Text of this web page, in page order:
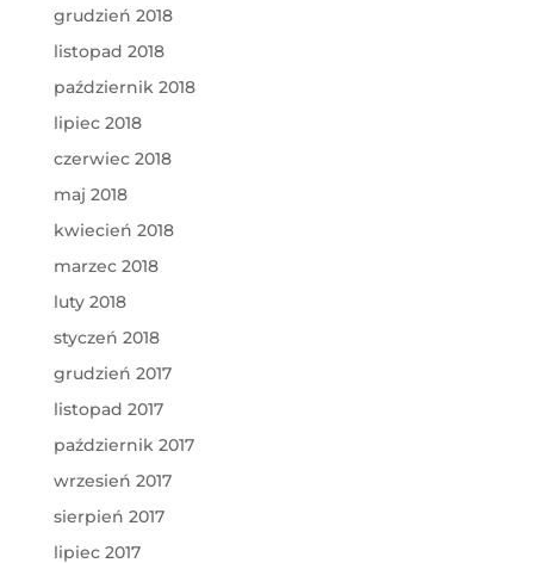
grudzień 2018
listopad 2018
październik 2018
lipiec 2018
czerwiec 2018
maj 2018
kwiecień 2018
marzec 2018
luty 2018
styczeń 2018
grudzień 2017
listopad 2017
październik 2017
wrzesień 2017
sierpień 2017
lipiec 2017